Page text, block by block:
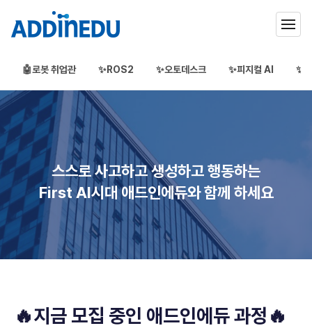
🤖로봇 취업관 ✨ROS2 ✨오토데스크 ✨피지컬 AI
애드인에듀
오프라인 부트캠프
부프캠프
스스로 사고하고 생성하고 행동하는
First AI시대 애드인에듀와 함께 하세요
🔥지금 모집 중인 애드인에듀 과정🔥